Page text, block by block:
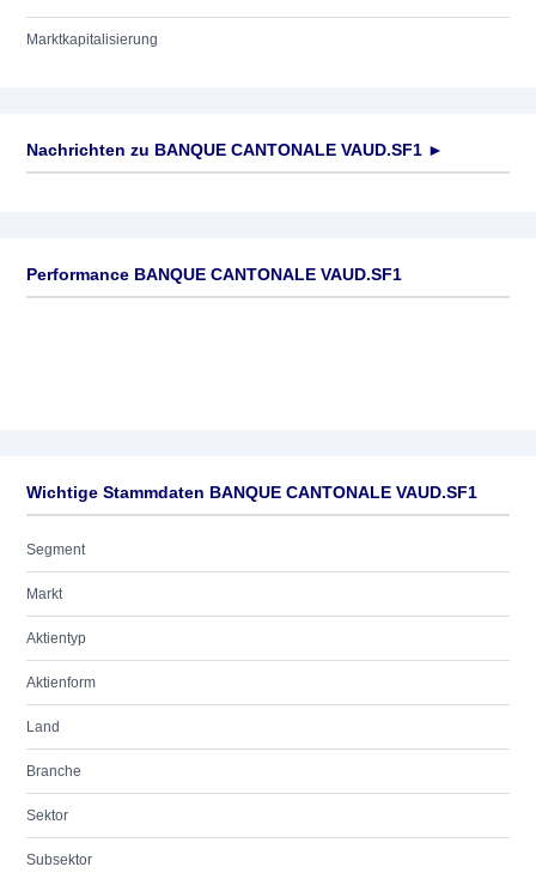
Marktkapitalisierung
Nachrichten zu BANQUE CANTONALE VAUD.SF1 ►
Performance BANQUE CANTONALE VAUD.SF1
Wichtige Stammdaten BANQUE CANTONALE VAUD.SF1
Segment
Markt
Aktientyp
Aktienform
Land
Branche
Sektor
Subsektor